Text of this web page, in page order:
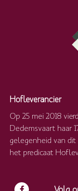
Hofleverancier
Op 25 mei 2018
Dedemsvaart haar
gelegenheid van
het predicaat